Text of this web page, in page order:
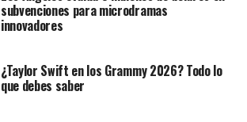
subvenciones para microdramas
innovadores
¿Taylor Swift en los Grammy 2026? Todo lo
que debes saber